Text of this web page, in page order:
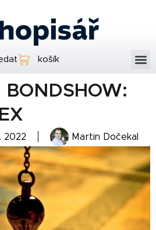
košík
BONDSHOW:
2022 Martin Dočekal